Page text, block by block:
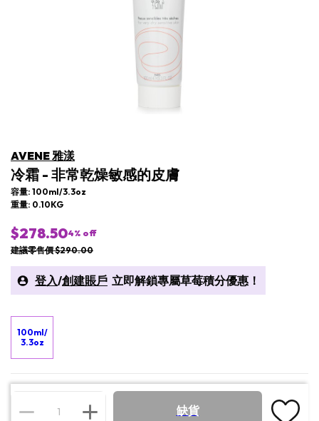
AVENE 雅漾
冷霜 - 非常乾燥敏感的皮膚
容量: 100ml/3.3oz
重量: 0.10KG
$278.504% off
建議零售價 $290.00
登入/創建賬戶 立即解鎖專屬草莓積分優惠！
100ml/
3.3oz
缺貨